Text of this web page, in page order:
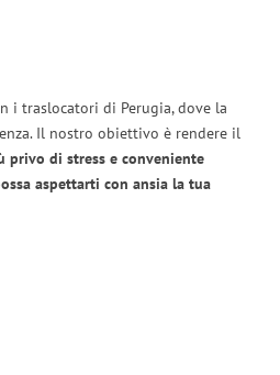
i traslocatori di Perugia, dove la
Il nostro obiettivo è rendere il
privo di stress e conveniente
aspettarti con ansia la tua